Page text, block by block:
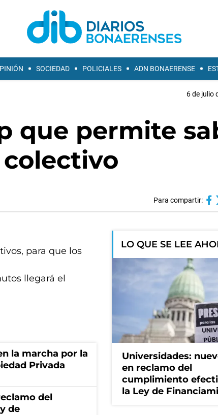
SOCIEDAD POLICIALES ADN BONAERENSE
6 de julio
que permite
Para compartir:
para que los
llegará el
la marcha por la
Privada
del
de
LO QUE SE LEE
Universidades:
en reclamo del
cumplimiento
la Ley de